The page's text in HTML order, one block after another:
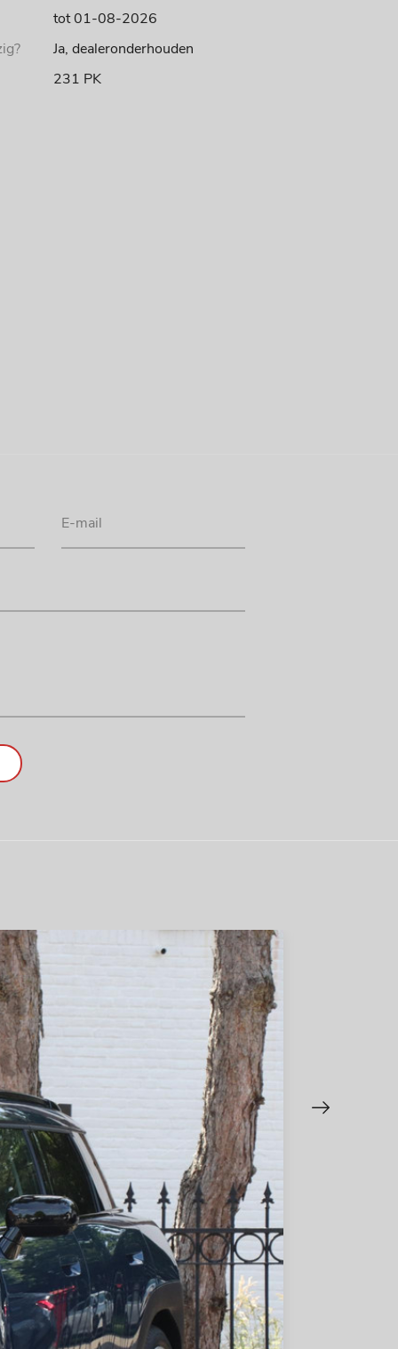
tot 01-08-2026
Ja, dealeronderhouden
231 PK